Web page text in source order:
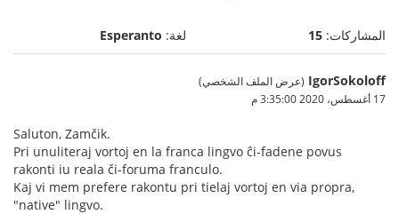
المشاركات: 15 لغة: Esperanto
IgorSokoloff (عرض الملف الشخصي)
17 أغسطس، 2020 3:35:00 م
Saluton, Zamčik.
Pri unuliteraj vortoj en la franca lingvo ĉi-fadene povus
rakonti iu reala či-foruma franculo.
Kaj vi mem prefere rakontu pri tielaj vortoj en via propra,
"native" lingvo.